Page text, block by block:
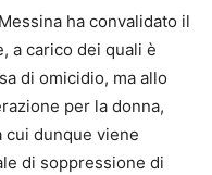
ha convalidato il
a carico dei quali è
di omicidio, ma allo
per la donna,
cui dunque viene
di soppressione di